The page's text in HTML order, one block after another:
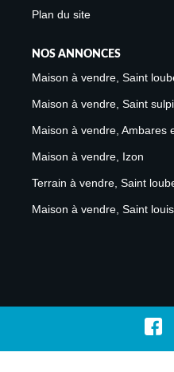
Plan du site
NOS ANNONCES
Maison à vendre, Saint
Maison à vendre, Saint
Maison à vendre, Ambares
Maison à vendre, Izon
Terrain à vendre, Saint
Maison à vendre, Saint